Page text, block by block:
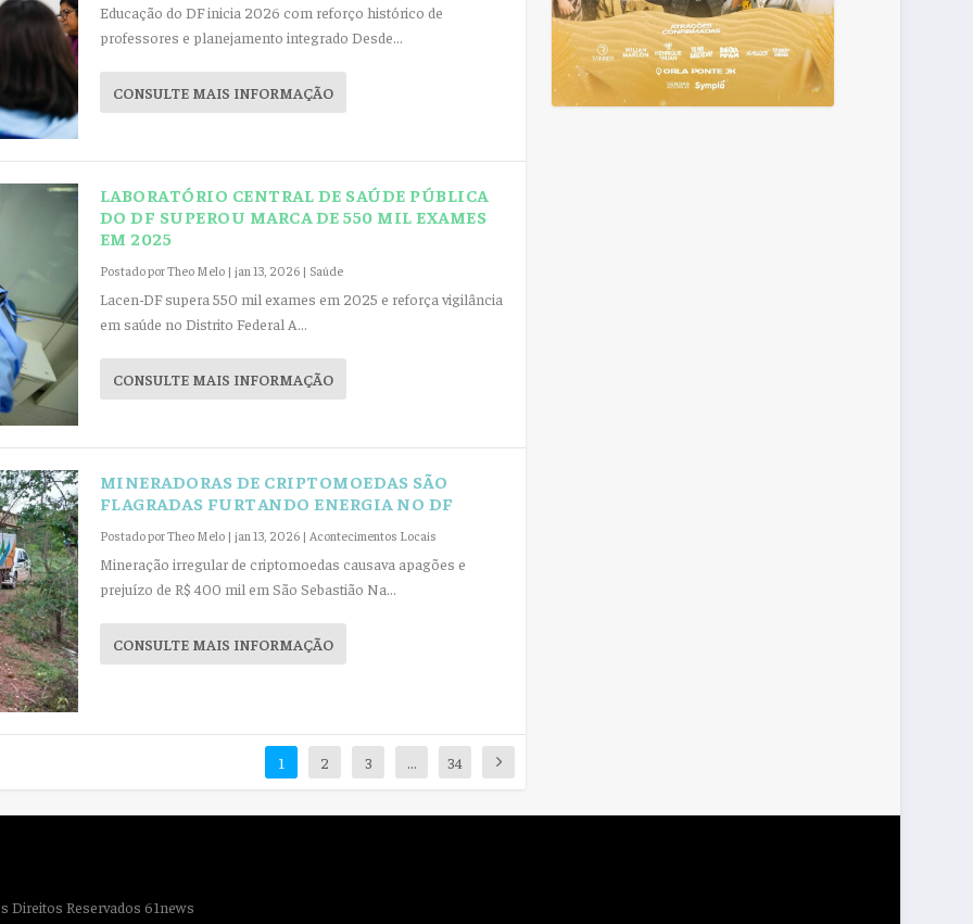
Educação do DF inicia 2026 com reforço histórico de
professores e planejamento integrado Desde...
CONSULTE MAIS INFORMAÇÃO
LABORATÓRIO CENTRAL DE SAÚDE PÚBLICA
DO DF SUPEROU MARCA DE 550 MIL EXAMES
EM 2025
Postado porTheo Melo| jan 13, 2026| Saúde
Lacen-DF supera 550 mil exames em 2025 e reforça vigilância
em saúde no Distrito Federal A...
CONSULTE MAIS INFORMAÇÃO
MINERADORAS DE CRIPTOMOEDAS SÃO
FLAGRADAS FURTANDO ENERGIA NO DF
Postado porTheo Melo| jan 13, 2026| Acontecimentos Locais
Mineração irregular de criptomoedas causava apagões e
prejuízo de R$ 400 mil em São Sebastião Na...
CONSULTE MAIS INFORMAÇÃO
1 2 3 … 34
Direitos Reservados 61news